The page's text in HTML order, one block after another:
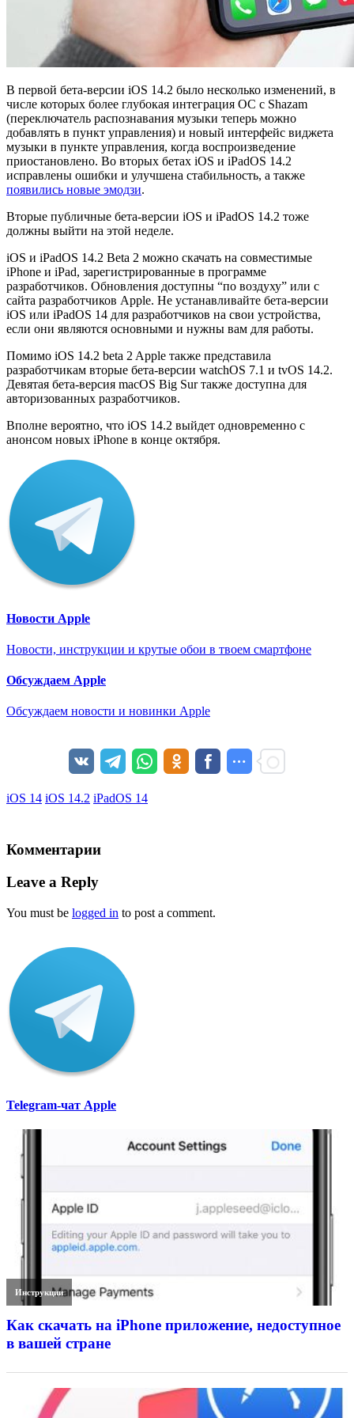
В первой бета-версии iOS 14.2 было несколько изменений, в
числе которых более глубокая интеграция ОС с Shazam
(переключатель распознавания музыки теперь можно
добавлять в пункт управления) и новый интерфейс виджета
музыки в пункте управления, когда воспроизведение
приостановлено. Во вторых бетах iOS и iPadOS 14.2
исправлены ошибки и улучшена стабильность, а также
появились новые эмодзи.
Вторые публичные бета-версии iOS и iPadOS 14.2 тоже
должны выйти на этой неделе.
iOS и iPadOS 14.2 Beta 2 можно скачать на совместимые
iPhone и iPad, зарегистрированные в программе
разработчиков. Обновления доступны “по воздуху” или с
сайта разработчиков Apple. Не устанавливайте бета-версии
iOS или iPadOS 14 для разработчиков на свои устройства,
если они являются основными и нужны вам для работы.
Помимо iOS 14.2 beta 2 Apple также представила
разработчикам вторые бета-версии watchOS 7.1 и tvOS 14.2.
Девятая бета-версия macOS Big Sur также доступна для
авторизованных разработчиков.
Вполне вероятно, что iOS 14.2 выйдет одновременно с
анонсом новых iPhone в конце октября.
Новости Apple
Новости, инструкции и крутые обои в твоем смартфоне
Обсуждаем Apple
Обсуждаем новости и новинки Apple
iOS 14 iOS 14.2 iPadOS 14
Комментарии
Leave a Reply
You must be logged in to post a comment.
Telegram-чат Apple
Инструкции
Как скачать на iPhone приложение, недоступное
в вашей стране